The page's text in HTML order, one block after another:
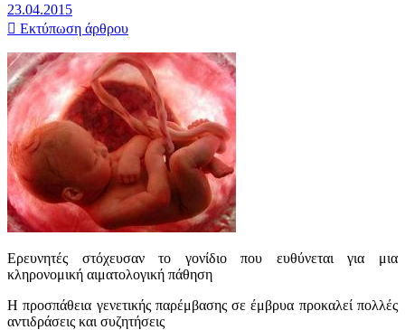
23.04.2015
Εκτύπωση άρθρου
Ερευνητές στόχευσαν το γονίδιο που ευθύνεται για μια
κληρονομική αιματολογική πάθηση
Η προσπάθεια γενετικής παρέμβασης σε έμβρυα προκαλεί πολλές
αντιδράσεις και συζητήσεις